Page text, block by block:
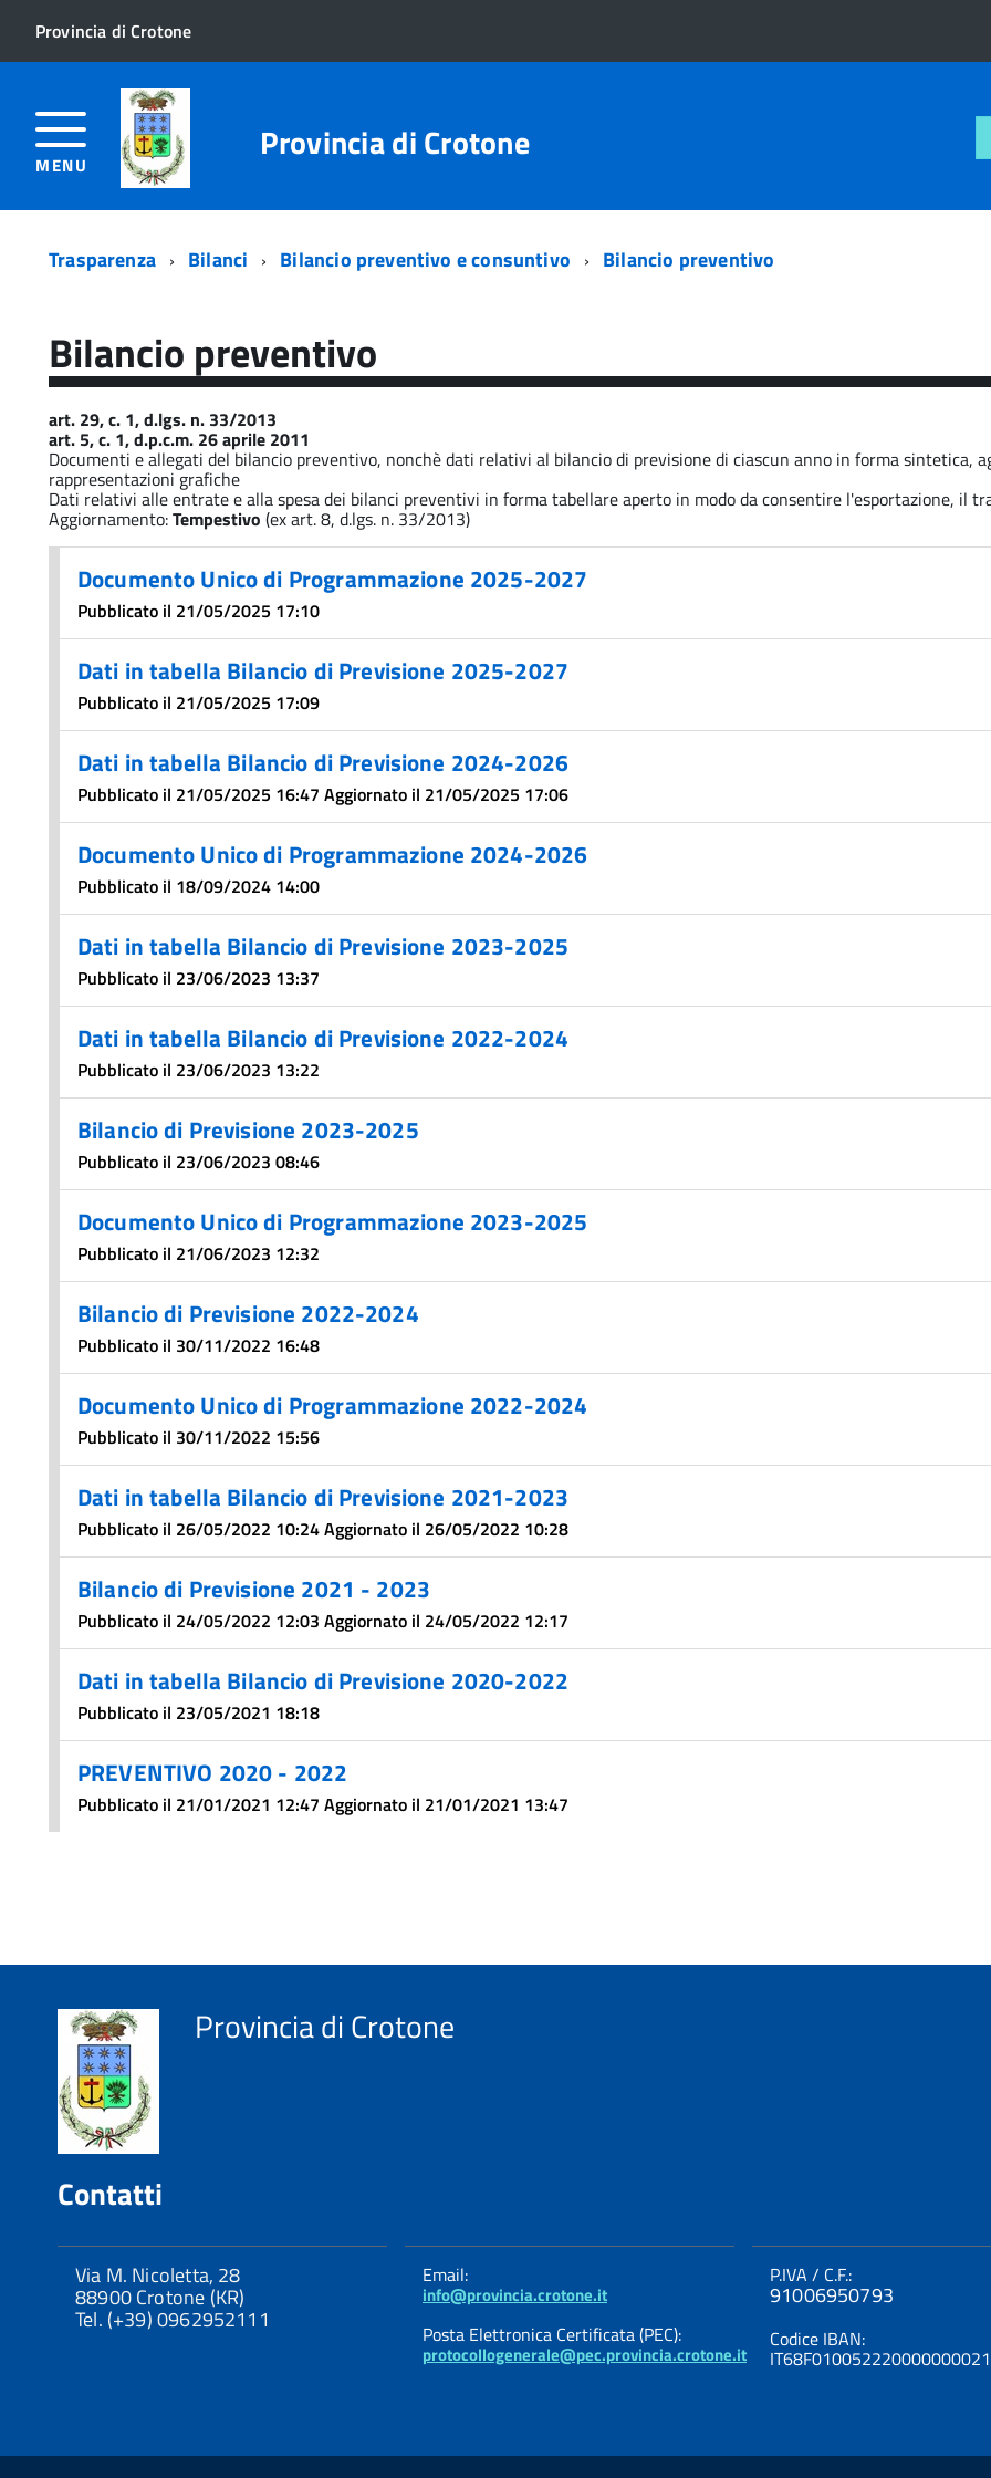
Provincia di Crotone
MENU Provincia di Crotone
Trasparenza Bilanci Bilancio preventivo e consuntivo Bilancio preventivo
Bilancio preventivo
art. 29, c. 1, d.lgs. n. 33/2013
art. 5, c. 1, d.p.c.m. 26 aprile 2011
Documenti e allegati del bilancio preventivo, nonchè dati relativi al bilancio di previsione di ciascun anno in forma sintetica,
rappresentazioni grafiche
Dati relativi alle entrate e alla spesa dei bilanci preventivi in forma tabellare aperto in modo da consentire l'esportazione, il
Aggiornamento:Tempestivo (ex art. 8, d.lgs. n. 33/2013)
Documento Unico di Programmazione 2025-2027
Pubblicato il 21/05/2025 17:10
Dati in tabella Bilancio di Previsione 2025-2027
Pubblicato il 21/05/2025 17:09
Dati in tabella Bilancio di Previsione 2024-2026
Pubblicato il 21/05/2025 16:47 Aggiornato il 21/05/2025 17:06
Documento Unico di Programmazione 2024-2026
Pubblicato il 18/09/2024 14:00
Dati in tabella Bilancio di Previsione 2023-2025
Pubblicato il 23/06/2023 13:37
Dati in tabella Bilancio di Previsione 2022-2024
Pubblicato il 23/06/2023 13:22
Bilancio di Previsione 2023-2025
Pubblicato il 23/06/2023 08:46
Documento Unico di Programmazione 2023-2025
Pubblicato il 21/06/2023 12:32
Bilancio di Previsione 2022-2024
Pubblicato il 30/11/2022 16:48
Documento Unico di Programmazione 2022-2024
Pubblicato il 30/11/2022 15:56
Dati in tabella Bilancio di Previsione 2021-2023
Pubblicato il 26/05/2022 10:24 Aggiornato il 26/05/2022 10:28
Bilancio di Previsione 2021 - 2023
Pubblicato il 24/05/2022 12:03 Aggiornato il 24/05/2022 12:17
Dati in tabella Bilancio di Previsione 2020-2022
Pubblicato il 23/05/2021 18:18
PREVENTIVO 2020 - 2022
Pubblicato il 21/01/2021 12:47 Aggiornato il 21/01/2021 13:47
Provincia di Crotone
Contatti
Via M. Nicoletta, 28
88900 Crotone (KR)
Tel. (+39) 0962952111
Email:
info@provincia.crotone.it
Posta Elettronica Certificata (PEC):
protocollogenerale@pec.provincia.crotone.it
P.IVA / C.F.:
91006950793
Codice IBAN: